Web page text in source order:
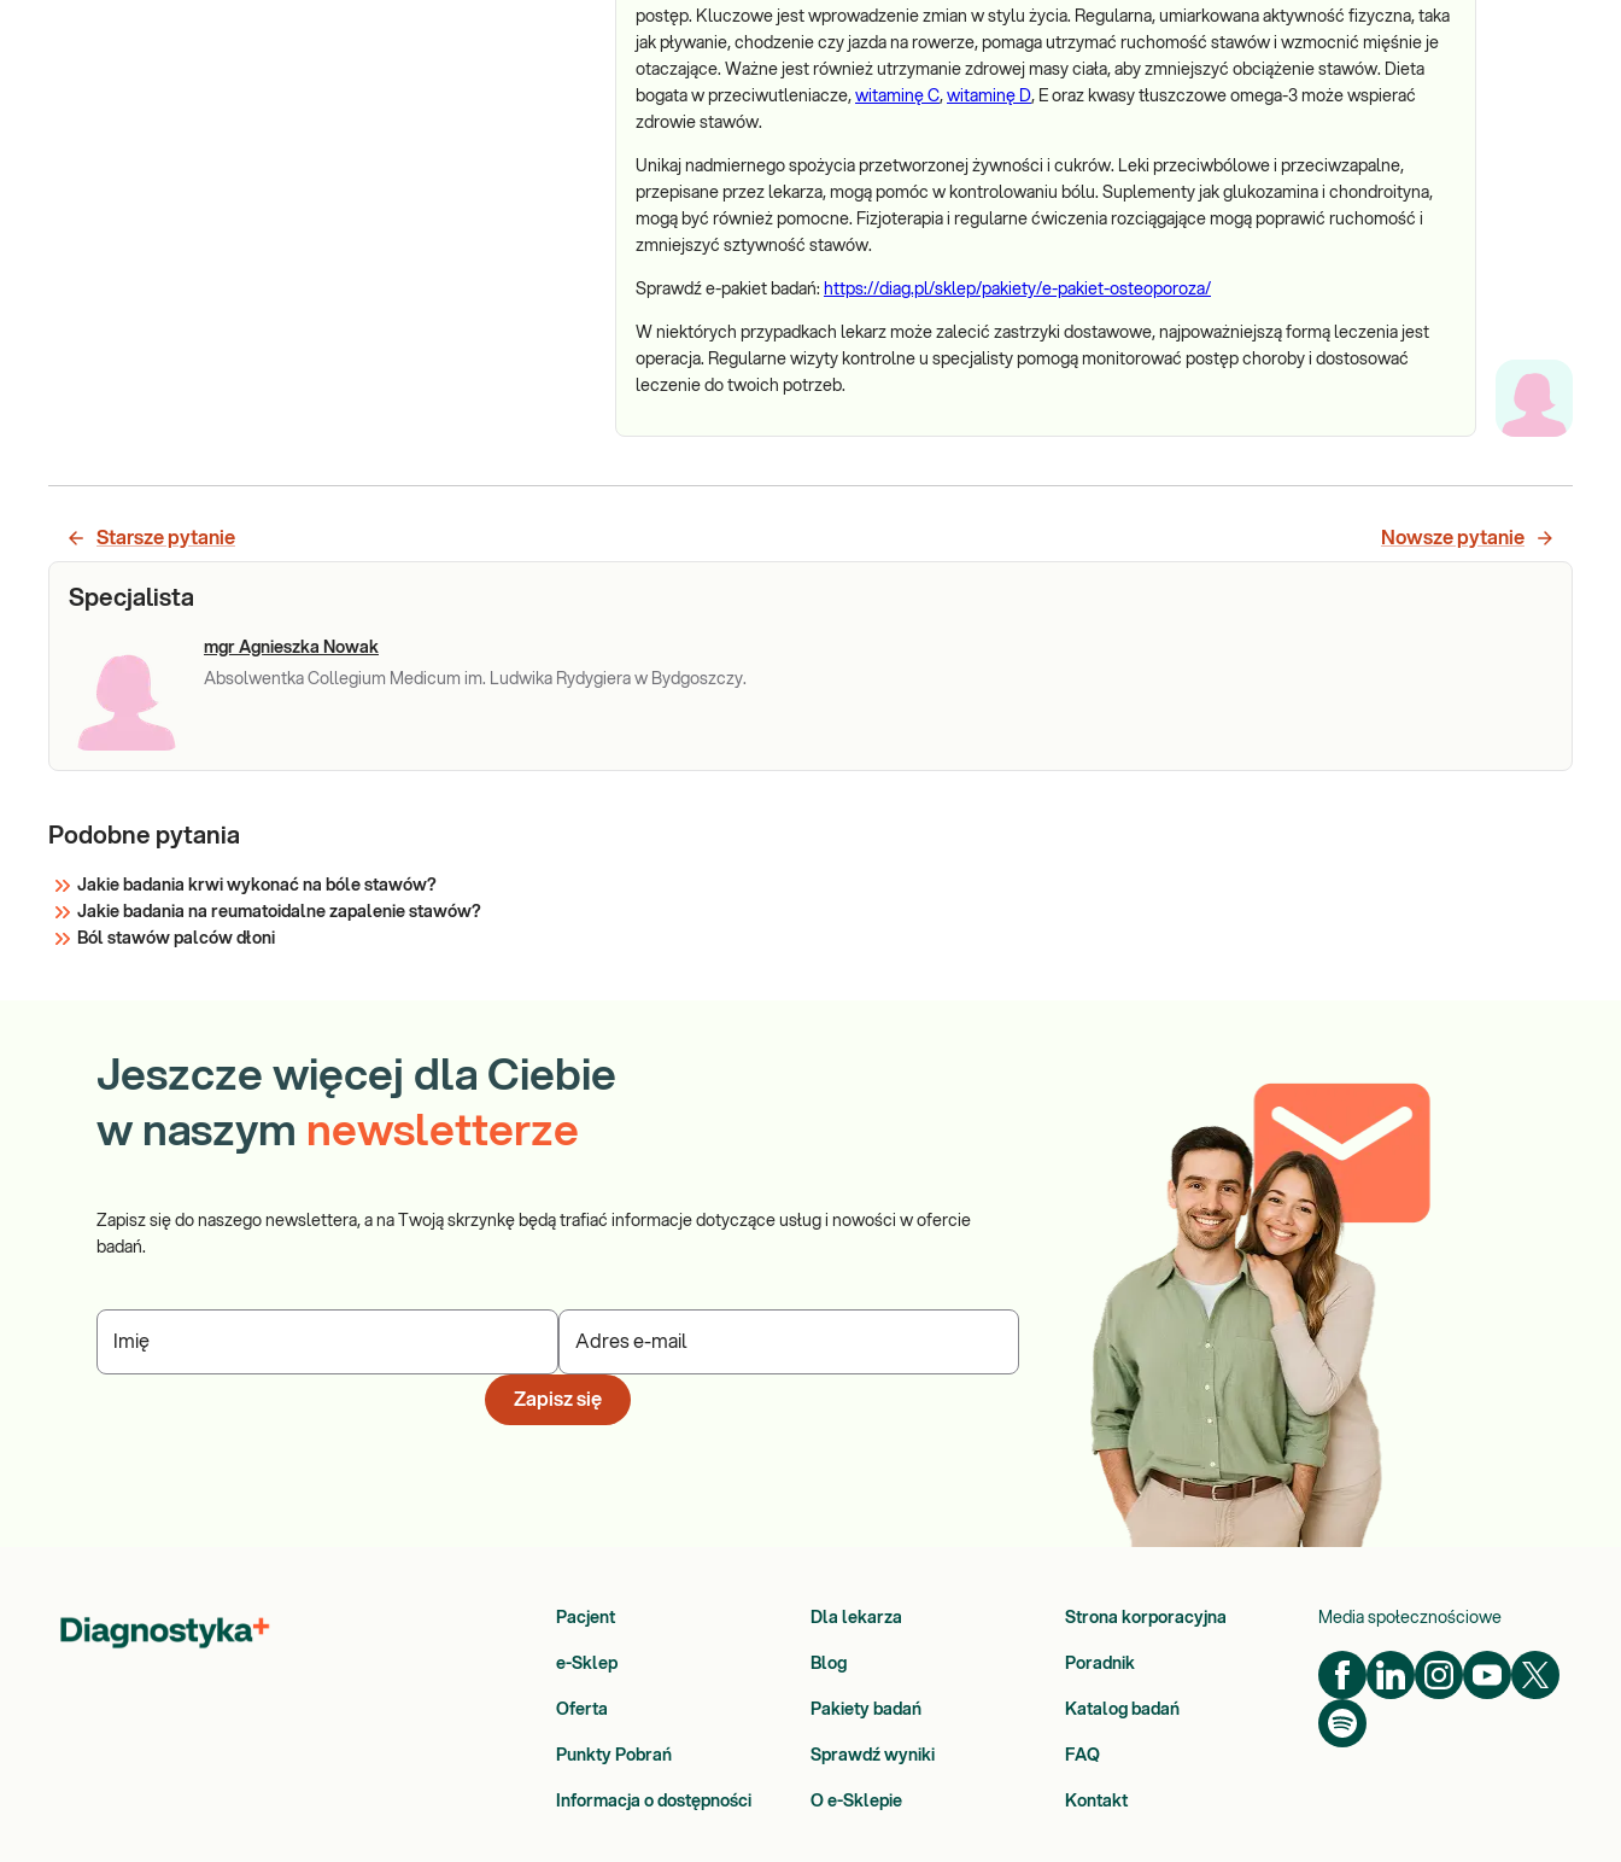
postęp. Kluczowe jest wprowadzenie zmian w stylu życia. Regularna, umiarkowana aktywność fizyczna, taka
jak pływanie, chodzenie czy jazda na rowerze, pomaga utrzymać ruchomość stawów i wzmocnić mięśnie je
otaczające. Ważne jest również utrzymanie zdrowej masy ciała, aby zmniejszyć obciążenie stawów. Dieta
bogata w przeciwutleniacze, witaminę C, witaminę D, E oraz kwasy tłuszczowe omega-3 może wspierać
zdrowie stawów.
Unikaj nadmiernego spożycia przetworzonej żywności i cukrów. Leki przeciwbólowe i przeciwzapalne,
przepisane przez lekarza, mogą pomóc w kontrolowaniu bólu. Suplementy jak glukozamina i chondroityna,
mogą być również pomocne. Fizjoterapia i regularne ćwiczenia rozciągające mogą poprawić ruchomość i
zmniejszyć sztywność stawów.
Sprawdź e-pakiet badań: https://diag.pl/sklep/pakiety/e-pakiet-osteoporoza/
W niektórych przypadkach lekarz może zalecić zastrzyki dostawowe, najpoważniejszą formą leczenia jest
operacja. Regularne wizyty kontrolne u specjalisty pomogą monitorować postęp choroby i dostosować
leczenie do twoich potrzeb.
Starsze pytanie Nowsze pytanie
Specjalista
mgr Agnieszka Nowak
Absolwentka Collegium Medicum im. Ludwika Rydygiera w Bydgoszczy.
Podobne pytania
Jakie badania krwi wykonać na bóle stawów?
Jakie badania na reumatoidalne zapalenie stawów?
Ból stawów palców dłoni
Jeszcze więcej dla Ciebie
w naszym newsletterze
Zapisz się do naszego newslettera, a na Twoją skrzynkę będą trafiać informacje dotyczące usług i nowości w ofercie
badań.
Imię Adres e-mail
Zapisz się
Pacjent Dla lekarza Strona korporacyjna
e-Sklep Blog Poradnik
Oferta Pakiety badań Katalog badań
Punkty Pobrań Sprawdź wyniki FAQ
Informacja o dostępności O e-Sklepie Kontakt
Media społecznościowe